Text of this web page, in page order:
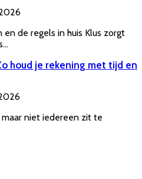
de regels in huis Klus zorgt
houd je rekening met tijd en
maar niet iedereen zit te